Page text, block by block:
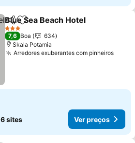
PartilharAdicionar aos favoritos
Blue Sea Beach Hotel
3 Estrelas
7,6 Boa
634
Skala Potamia
Arredores exuberantes com pinheiros
6 sites Ver preços